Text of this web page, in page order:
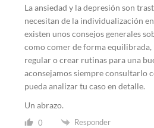
La ansiedad y la depresión son
necesitan de la individualización
existen unos consejos generales
como comer de forma
regular o crear rutinas para una
aconsejamos siempre consultarlo
pueda analizar tu caso en detalle.
Un abrazo.
0 Responder